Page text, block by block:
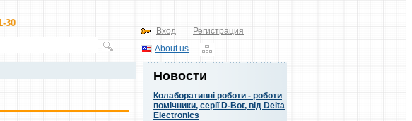
30
Вход
Регистрация
About us
Новости
Колаборативні роботи - роботи
помічники, серії D-Bot, від Delta
Electronics